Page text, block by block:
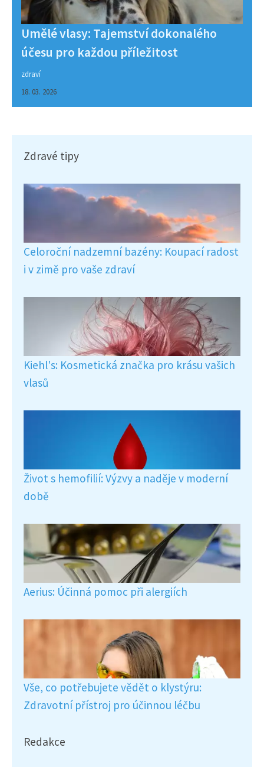
Umělé vlasy: Tajemství dokonalého
účesu pro každou příležitost
zdraví
18. 03. 2026
Zdravé tipy
Celoroční nadzemní bazény: Koupací radost
i v zimě pro vaše zdraví
Kiehl's: Kosmetická značka pro krásu vašich
vlasů
Život s hemofilií: Výzvy a naděje v moderní
době
Aerius: Účinná pomoc při alergiích
Vše, co potřebujete vědět o klystýru:
Zdravotní přístroj pro účinnou léčbu
Redakce